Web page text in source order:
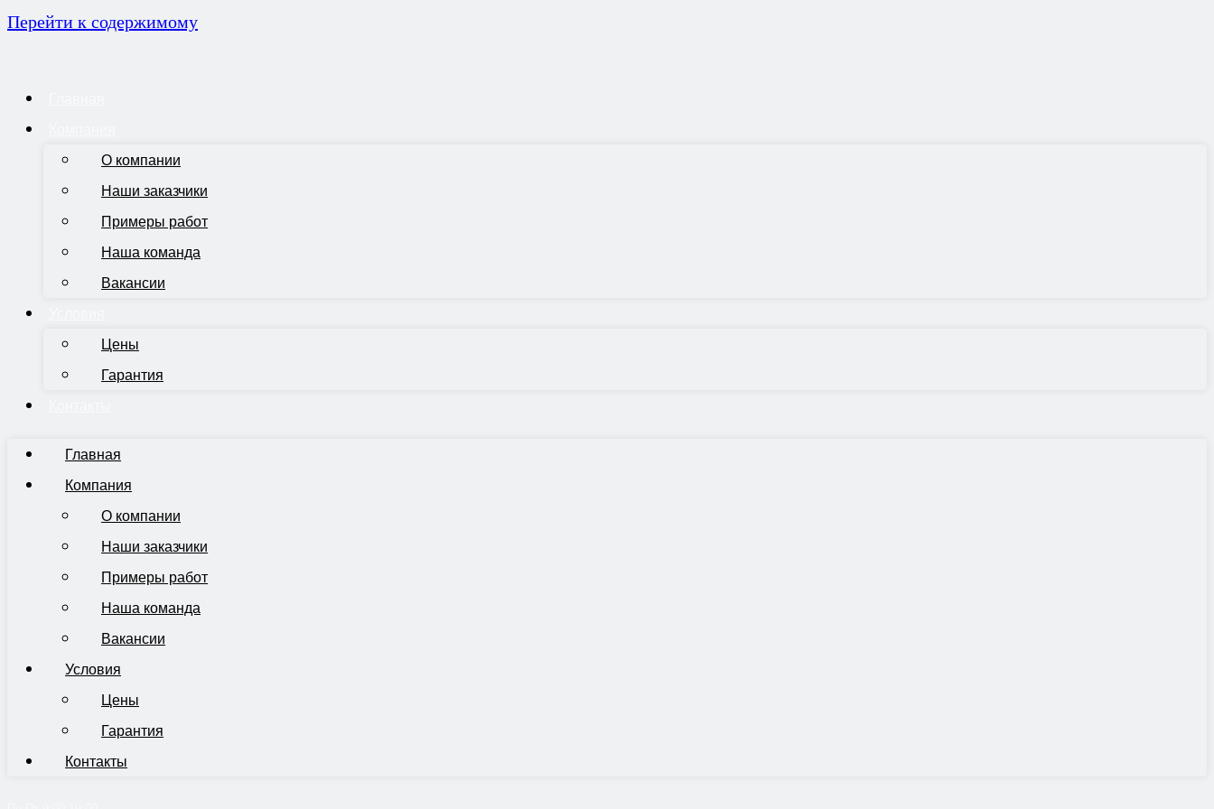
Перейти к содержимому
О компании
Наши заказчики
Примеры работ
Наша команда
Вакансии
Цены
Гарантия
Главная
Компания
О компании
Наши заказчики
Примеры работ
Наша команда
Вакансии
Условия
Цены
Гарантия
Контакты